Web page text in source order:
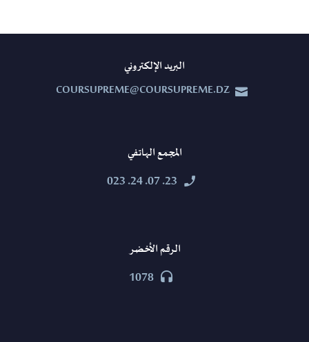
البريد الإلكتروني


COURSUPREME@COURSUPREME.DZ
المجمع الهاتفي


23. 07. 24. 023
الرقم الأخضر


1078